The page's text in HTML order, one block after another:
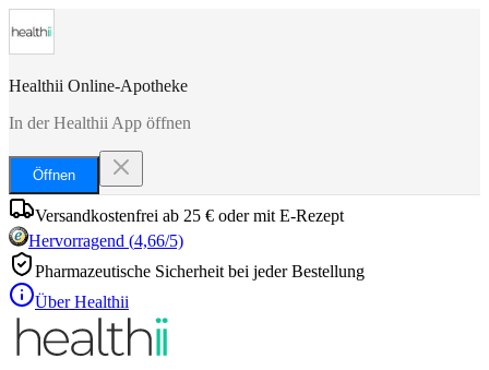
Healthii Online-Apotheke
In der Healthii App öffnen
Öffnen
Versandkostenfrei ab 25 € oder mit E-Rezept
Hervorragend (4,66/5)
Pharmazeutische Sicherheit bei jeder Bestellung
Über Healthii